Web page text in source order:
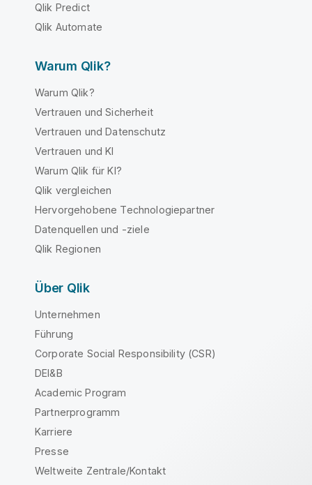
Qlik Predict
Qlik Automate
Warum Qlik?
Warum Qlik?
Vertrauen und Sicherheit
Vertrauen und Datenschutz
Vertrauen und KI
Warum Qlik für KI?
Qlik vergleichen
Hervorgehobene Technologiepartner
Datenquellen und -ziele
Qlik Regionen
Über Qlik
Unternehmen
Führung
Corporate Social Responsibility (CSR)
DEI&B
Academic Program
Partnerprogramm
Karriere
Presse
Weltweite Zentrale/Kontakt